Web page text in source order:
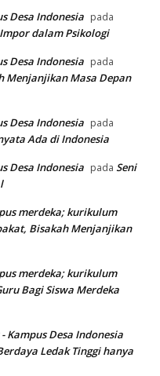
Desa Indonesia pada
dalam Psikologi
Desa Indonesia pada
Menjanjikan Masa Depan
Desa Indonesia pada
Ada di Indonesia
Desa Indonesia pada Seni
merdeka; kurikulum
Bisakah Menjanjikan
merdeka; kurikulum
Bagi Siswa Merdeka
Kampus Desa Indonesia
Ledak Tinggi hanya